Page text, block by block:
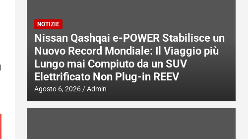
NOTIZIE
Nissan Qashqai e-POWER Stabilisce un
Nuovo Record Mondiale: Il Viaggio più
Lungo mai Compiuto da un SUV
Elettrificato Non Plug-in REEV
Agosto 6, 2026 Admin